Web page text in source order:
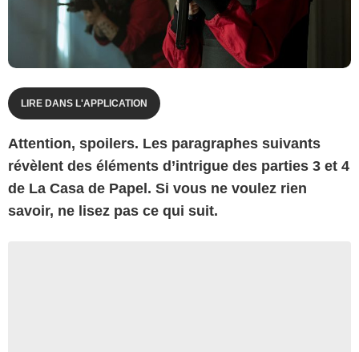
LIRE DANS L'APPLICATION
Attention, spoilers. Les paragraphes suivants
révèlent des éléments d’intrigue des parties 3 et 4
de La Casa de Papel. Si vous ne voulez rien
savoir, ne lisez pas ce qui suit.